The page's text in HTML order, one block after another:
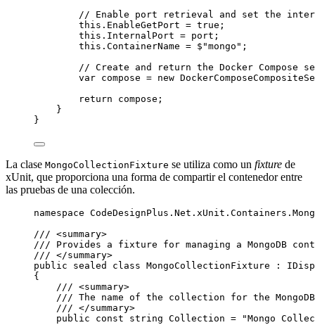
// Enable port retrieval and set the
this . EnableGetPort = true ;
this . InternalPort = port;
this . ContainerName = $"mongo " ;
// Create and return the Docker Compose
var compose = new
return compose;
}
}
La clase MongoCollectionFixture se utiliza como un fixture de
xUnit, que proporciona una forma de compartir el contenedor entre
las pruebas de una colección.
namespace CodeDesignPlus . Net . xUnit . Containers .
/// <summary>
/// Provides a fixture for managing a MongoDB
/// </summary>
public
sealed class MongoCollectionFixture :
{
/// <summary>
/// The name of the collection for the
/// </summary>
public
const string Collection = "Mongo